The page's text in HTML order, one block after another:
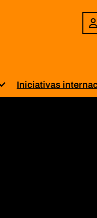
Muestra el submenú
Iniciativas